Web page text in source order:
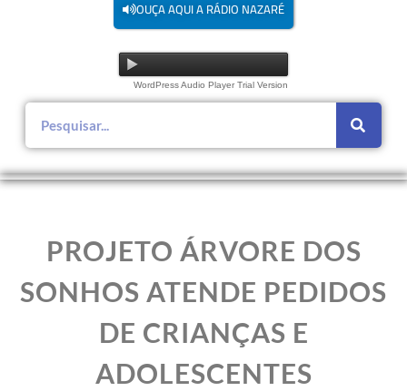
OUÇA AQUI A RÁDIO NAZARÉ
WordPress Audio Player Trial Version
PROJETO ÁRVORE DOS
SONHOS ATENDE PEDIDOS
DE CRIANÇAS E
ADOLESCENTES